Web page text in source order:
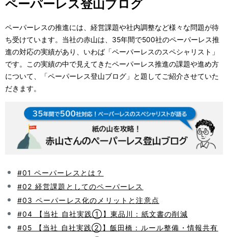
ペーパーレス登山ブログ
ペーパーレスの推進には、経営課題や社内調整など様々な問題が待
ち受けています。当社の赤山は、35年間で500社のペーパーレス推
進の対応の実績があり、いわば「ペーパーレスのスペシャリスト」
です。この実績の中で見えてきたペーパーレス推進の課題や進め方
について、「ペーパーレス登山ブログ」と題してご紹介させていた
だきます。
#01 ペーパーレスとは？
#02 経営課題としてのペーパーレス
#03 ペーパーレス化のメリットと注意点
#04 【当社 自社実践①】東品川：紙文書の削減
#05 【当社 自社実践②】飯田橋：ルール整備・情報共有